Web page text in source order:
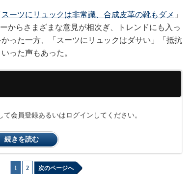
スーツにリュックは非常識、合成皮革の靴もダメ 」
からさまざまな意見が相次ぎ、トレンドにも入っ
った一方、「スーツにリュックはダサい」「抵抗
った声もあった。
会員登録あるいはログインしてください。
続きを読む
1 2 次のページへ